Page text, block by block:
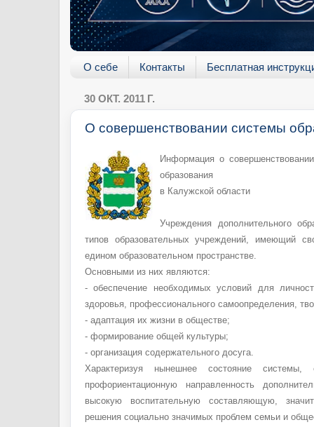
О себе Контакты Бесплатная
30 ОКТ. 2011 Г.
О совершенствовании системы
Информация о
образования
в Калужской области
Учреждения дополнительного
типов образовательных учреждений, имеющий
едином образовательном пространстве.
Основными из них являются:
- обеспечение необходимых условий для
здоровья, профессионального самоопределения,
- адаптация их жизни в обществе;
- формирование общей культуры;
- организация содержательного досуга.
Характеризуя нынешнее состояние системы,
профориентационную направленность
высокую воспитательную составляющую,
решения социально значимых проблем семьи и